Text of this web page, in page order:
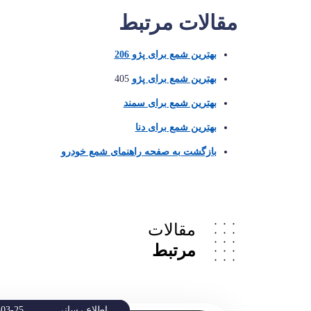
مقالات مرتبط
بهترین شمع برای پژو 206
بهترین شمع برای پژو 405
بهترین شمع برای سمند
بهترین شمع برای دنا
بازگشت به صفحه راهنمای شمع خودرو
مقالات
مرتبط